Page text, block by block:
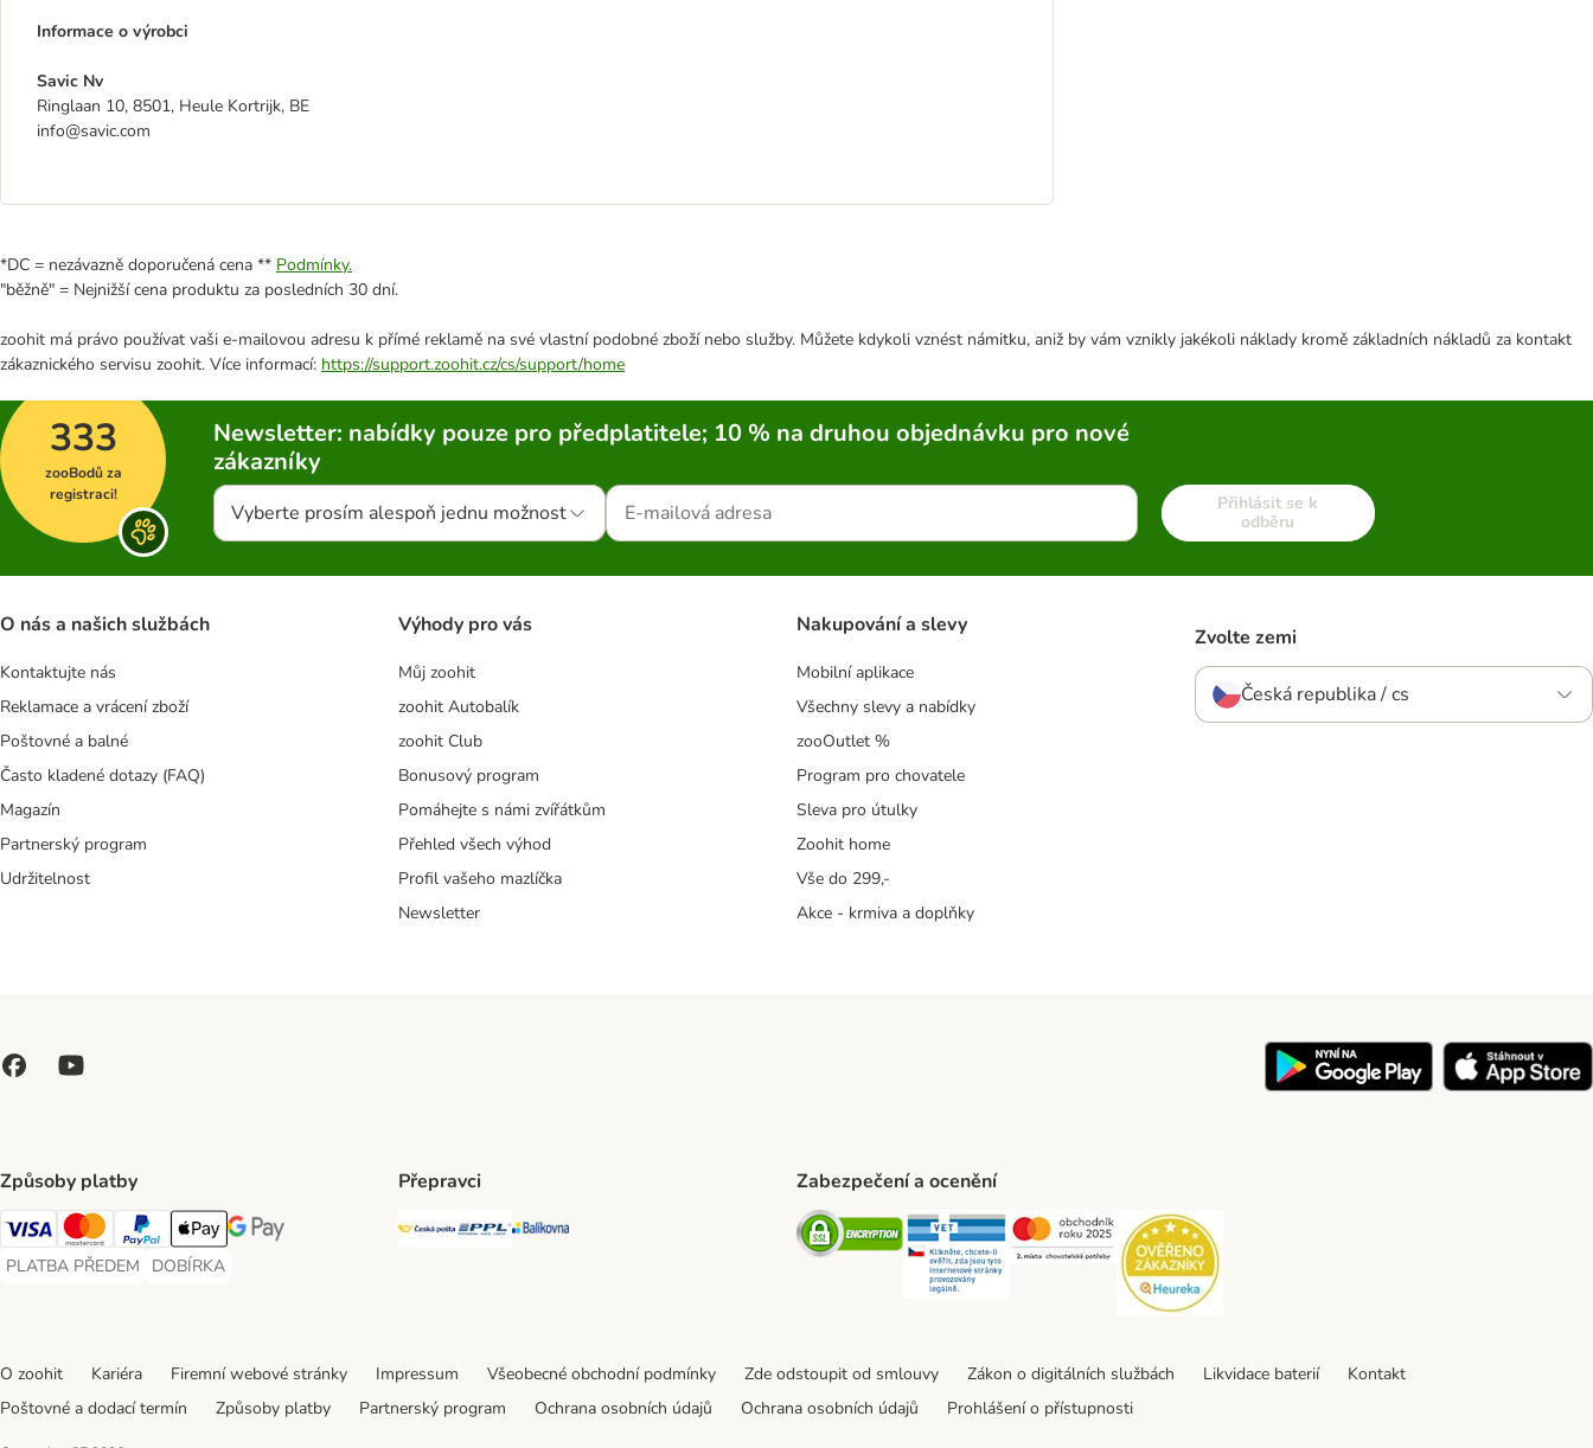
Informace o výrobci
Savic Nv
Ringlaan 10, 8501, Heule Kortrijk, BE
info@savic.com
*DC = nezávazně doporučená cena ** Podmínky.
"běžně" = Nejnižší cena produktu za posledních 30 dní.
zoohit má právo používat vaši e-mailovou adresu k přímé reklamě na své vlastní podobné zboží nebo služby. Můžete kdykoli vznést námitku, aniž by vám vznikly jakékoli náklady kromě základních nákladů za kontakt
zákaznického servisu zoohit. Více informací: https://support.zoohit.cz/cs/support/home
333
zooBodů za
registraci!
Newsletter: nabídky pouze pro předplatitele; 10 % na druhou objednávku pro nové
zákazníky
Vyberte prosím alespoň jednu možnost
Přihlásit se k
odběru
O nás a našich službách
Kontaktujte nás
Reklamace a vrácení zboží
Poštovné a balné
Často kladené dotazy (FAQ)
Magazín
Partnerský program
Udržitelnost
Výhody pro vás
Můj zoohit
zoohit Autobalík
zoohit Club
Bonusový program
Pomáhejte s námi zvířátkům
Přehled všech výhod
Profil vašeho mazlíčka
Newsletter
Nakupování a slevy
Mobilní aplikace
Všechny slevy a nabídky
zooOutlet %
Program pro chovatele
Sleva pro útulky
Zoohit home
Vše do 299,-
Akce - krmiva a doplňky
Zvolte zemi
Česká republika / cs
Způsoby platby
Visa Payment Method
Mastercard Payment Method
PayPal Payment Method
Apple pay Payment Method
GooglePay Payment Method
PLATBA PŘEDEM
PLATBA PŘEDEM Payment Method
DOBÍRKA
DOBÍRKA Payment Method
Přepravci
Česká pošta Shipping Method
PPL Shipping Method
Balíkovna Shipping Method
Zabezpečení a ocenění
Security Security Security
O zoohit Kariéra Firemní webové stránky Impressum Všeobecné obchodní podmínky Zde odstoupit od smlouvy Zákon o digitálních službách Likvidace baterií
Kontakt
Poštovné a dodací termín
Způsoby platby Partnerský program Ochrana osobních údajů Ochrana osobních údajů Prohlášení o přístupnosti